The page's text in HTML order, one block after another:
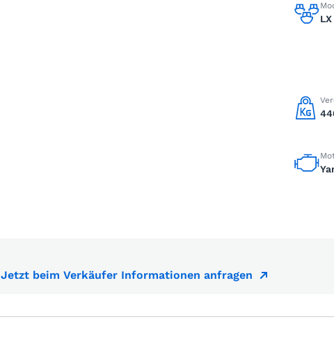
LX
Jetzt beim Verkäufer Informationen anfragen